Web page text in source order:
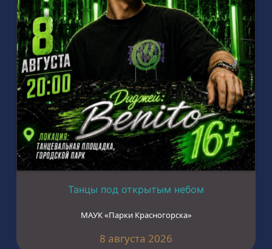
Танцы под открытым небом
МАУК «Парки Красногорска»
8 августа 2026